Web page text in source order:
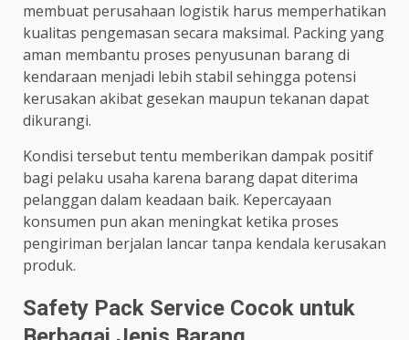
membuat perusahaan logistik harus memperhatikan
kualitas pengemasan secara maksimal. Packing yang
aman membantu proses penyusunan barang di
kendaraan menjadi lebih stabil sehingga potensi
kerusakan akibat gesekan maupun tekanan dapat
dikurangi.
Kondisi tersebut tentu memberikan dampak positif
bagi pelaku usaha karena barang dapat diterima
pelanggan dalam keadaan baik. Kepercayaan
konsumen pun akan meningkat ketika proses
pengiriman berjalan lancar tanpa kendala kerusakan
produk.
Safety Pack Service Cocok untuk